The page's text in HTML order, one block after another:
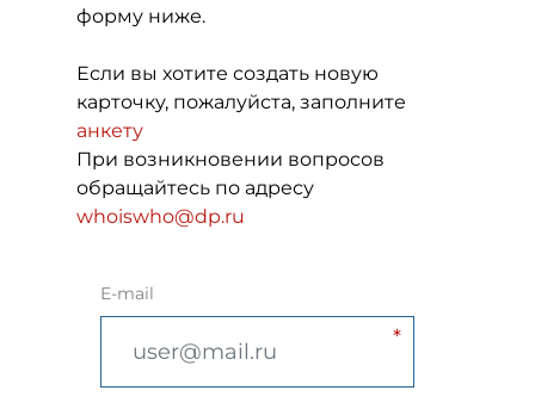
форму ниже.
Если вы хотите создать новую
карточку, пожалуйста, заполните
анкету
При возникновении вопросов
обращайтесь по адресу
whoiswho@dp.ru
E-mail